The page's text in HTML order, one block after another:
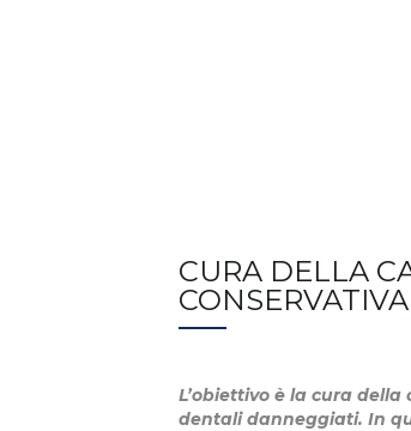
CURA DELLA
CONSERVATIVA
L’obiettivo è la cura
dentali danneggiati. In